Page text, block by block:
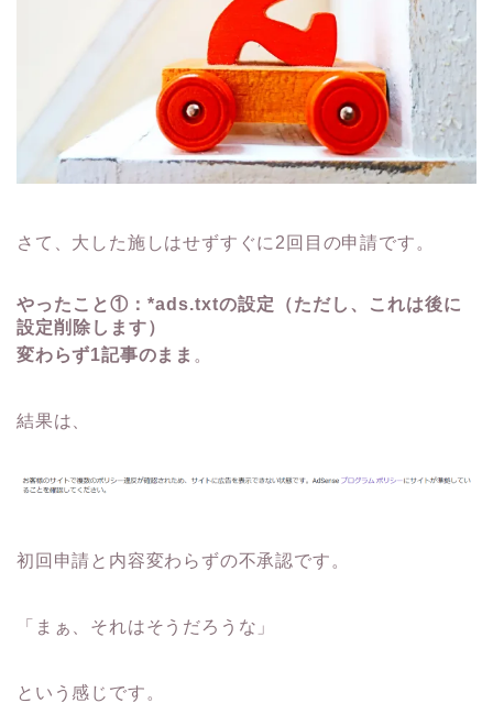
さて、大した施しはせずすぐに2回目の申請です。
やったこと①：*ads.txtの設定（ただし、これは後に
設定削除します）
変わらず1記事のまま 。
結果は、
初回申請と内容変わらずの不承認です。
「まぁ、それはそうだろうな」
という感じです。